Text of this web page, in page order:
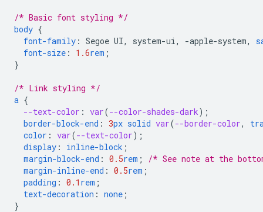
/* Basic font styling */
body {
font-family : Segoe UI, system-ui, -apple-system,
font-size : 1.6rem ;
}
/* Link styling */
a {
--text-color : var(--color-shades-dark);
border-block-end : 3px solid var(--border-color,
color : var(--text-color);
display : inline-block ;
margin-block-end : 0.5rem ;
/* See note at the
margin-inline-end : 0.5rem ;
padding : 0.1 rem ;
text-decoration : none ;
}